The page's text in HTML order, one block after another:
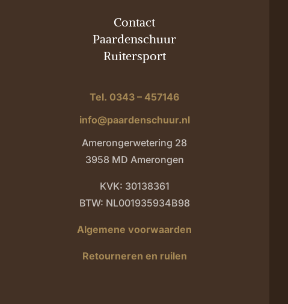
Contact
Paardenschuur
Ruitersport
Tel. 0343 – 457146
info@paardenschuur.nl
Amerongerwetering 28
3958 MD Amerongen
KVK: 30138361
BTW: NL001935934B98
Algemene voorwaarden
Retourneren en ruilen